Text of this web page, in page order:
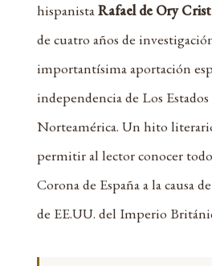
hispanistaRafael de Ory
de cuatro años de
importantísima aportación
independencia de Los
Norteamérica. Un hito
permitir al lector conocer
Corona de España a la causa
de EE.UU. del Imperio